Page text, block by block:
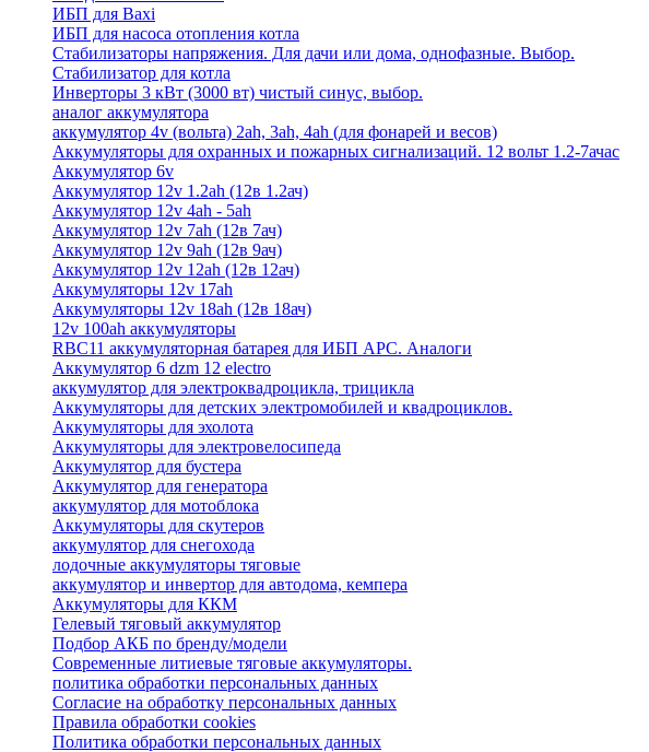
ИБП для Baxi
ИБП для насоса отопления котла
Стабилизаторы напряжения. Для дачи или дома, однофазные. Выбор.
Стабилизатор для котла
Инверторы 3 кВт (3000 вт) чистый синус, выбор.
аналог аккумулятора
аккумулятор 4v (вольта) 2ah, 3ah, 4ah (для фонарей и весов)
Аккумуляторы для охранных и пожарных сигнализаций. 12 вольт 1.2-7ачас
Аккумулятор 6v
Аккумулятор 12v 1.2ah (12в 1.2ач)
Аккумулятор 12v 4ah - 5ah
Аккумулятор 12v 7ah (12в 7ач)
Аккумулятор 12v 9ah (12в 9ач)
Аккумулятор 12v 12ah (12в 12ач)
Аккумуляторы 12v 17ah
Аккумуляторы 12v 18ah (12в 18ач)
12v 100ah аккумуляторы
RBC11 аккумуляторная батарея для ИБП APC. Аналоги
Аккумулятор 6 dzm 12 electro
аккумулятор для электроквадроцикла, трицикла
Аккумуляторы для детских электромобилей и квадроциклов.
Аккумуляторы для эхолота
Аккумуляторы для электровелосипеда
Аккумулятор для бустера
Аккумулятор для генератора
аккумулятор для мотоблока
Аккумуляторы для скутеров
аккумулятор для снегохода
лодочные аккумуляторы тяговые
аккумулятор и инвертор для автодома, кемпера
Аккумуляторы для ККМ
Гелевый тяговый аккумулятор
Подбор АКБ по бренду/модели
Современные литиевые тяговые аккумуляторы.
политика обработки персональных данных
Согласие на обработку персональных данных
Правила обработки cookies
Политика обработки персональных данных